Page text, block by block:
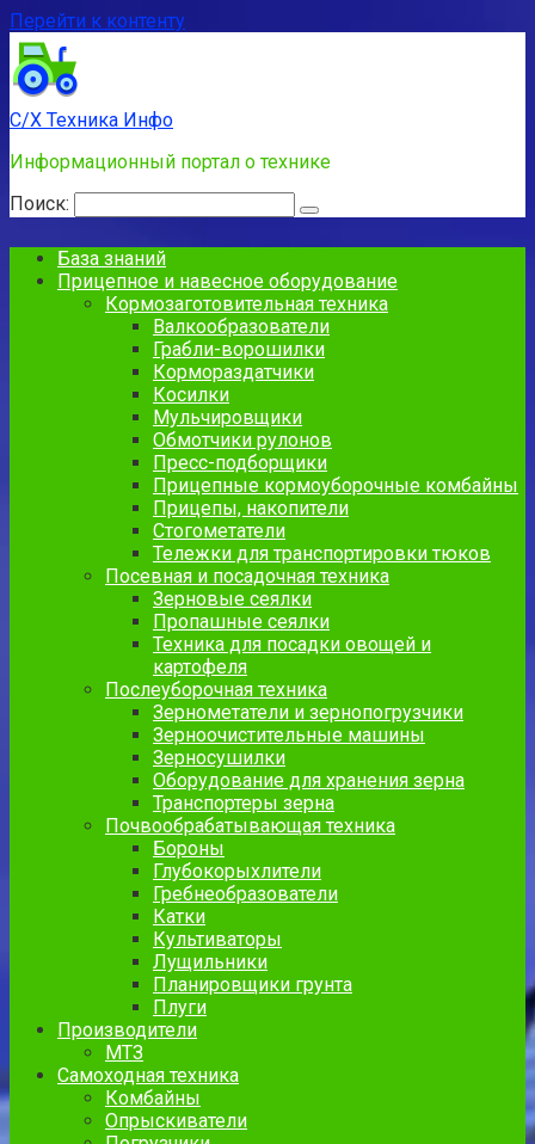
Перейти к контенту
С/Х Техника Инфо
Информационный портал о технике
Поиск:
База знаний
Прицепное и навесное оборудование
Кормозаготовительная техника
Валкообразователи
Грабли-ворошилки
Кормораздатчики
Косилки
Мульчировщики
Обмотчики рулонов
Пресс-подборщики
Прицепные кормоуборочные комбайны
Прицепы, накопители
Стогометатели
Тележки для транспортировки тюков
Посевная и посадочная техника
Зерновые сеялки
Пропашные сеялки
Техника для посадки овощей и
картофеля
Послеуборочная техника
Зернометатели и зернопогрузчики
Зерноочистительные машины
Зерносушилки
Оборудование для хранения зерна
Транспортеры зерна
Почвообрабатывающая техника
Бороны
Глубокорыхлители
Гребнеобразователи
Катки
Культиваторы
Лущильники
Планировщики грунта
Плуги
Производители
МТЗ
Самоходная техника
Комбайны
Опрыскиватели